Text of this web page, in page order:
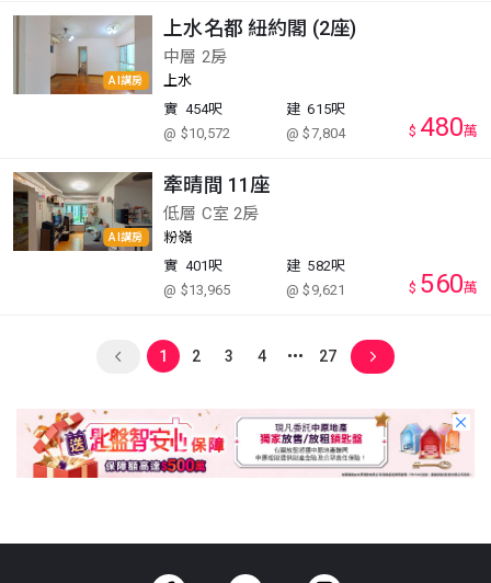
AI講房
上水名都 紐約閣 (2座)
中層 2房
上水
實 454呎
@ $10,572
建 615呎
@ $7,804
$ 480萬
AI講房
牽晴間 11座
低層 C室 2房
粉嶺
實 401呎
@ $13,965
建 582呎
@ $9,621
$ 560萬
1 2 3 4 27